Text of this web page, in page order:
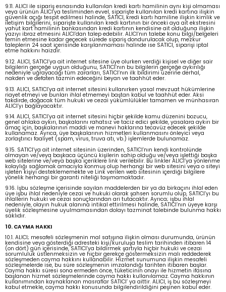
9.11. ALICI ile sipariş esnasında kullanılan kredi kartı hamilinin aynı kişi olmaması
veya ürünün ALICI’ya tesliminden evvel, siparişte kullanılan kredi kartına ilişkin
güvenlik açığı tespit edilmesi halinde, SATICI, kredi kartı hamiline ilişkin kimlik ve
iletişim bilgilerini, siparişte kullanılan kredi kartının bir önceki aya ait ekstresini
yahut kart hamilinin bankasından kredi kartının kendisine ait olduğuna ilişkin
yazıyı ibraz etmesini ALICI’dan talep edebilir. ALICI’nın talebe konu bilgi/belgeleri
temin etmesine kadar geçecek sürede sipariş dondurulacak olup, mezkur
taleplerin 24 saat içerisinde karşılanmaması halinde ise SATICI, siparişi iptal
etme hakkını haizdir.
9.12. ALICI, SATICI’ya ait internet sitesine üye olurken verdiği kişisel ve diğer sair
bilgilerin gerçeğe uygun olduğunu, SATICI’nın bu bilgilerin gerçeğe aykırılığı
nedeniyle uğrayacağı tüm zararları, SATICI’nın ilk bildirimi üzerine derhal,
nakden ve defaten tazmin edeceğini beyan ve taahhüt eder.
9.13. ALICI, SATICI’ya ait internet sitesini kullanırken yasal mevzuat hükümlerine
riayet etmeyi ve bunları ihlal etmemeyi baştan kabul ve taahhüt eder. Aksi
takdirde, doğacak tüm hukuki ve cezai yükümlülükler tamamen ve münhasıran
ALICI’yı bağlayacaktır.
9.14. ALICI, SATICI’ya ait internet sitesini hiçbir şekilde kamu düzenini bozucu,
genel ahlaka aykırı, başkalarını rahatsız ve taciz edici şekilde, yasalara aykırı bir
amaç için, başkalarının maddi ve manevi haklarına tecavüz edecek şekilde
kullanamaz. Ayrıca, üye başkalarının hizmetleri kullanmasını önleyici veya
zorlaştırıcı faaliyet (spam, virus, truva atı, vb.) işlemlerde bulunamaz.
9.15. SATICI’ya ait internet sitesinin üzerinden, SATICI’nın kendi kontrolünde
olmayan ve/veya başkaca üçüncü kişilerin sahip olduğu ve/veya işlettiği başka
web sitelerine ve/veya başka içeriklere link verilebilir. Bu linkler ALICI’ya yönlenme
kolaylığı sağlamak amacıyla konmuş olup herhangi bir web sitesini veya o siteyi
işleten kişiyi desteklememekte ve Link verilen web sitesinin içerdiği bilgilere
yönelik herhangi bir garanti niteliği taşımamaktadır.
9.16. İşbu sözleşme içerisinde sayılan maddelerden bir ya da birkaçını ihlal eden
üye işbu ihlal nedeniyle cezai ve hukuki olarak şahsen sorumlu olup, SATICI’yı bu
ihlallerin hukuki ve cezai sonuçlarından ari tutacaktır. Ayrıca; işbu ihlal
nedeniyle, olayın hukuk alanına intikal ettirilmesi halinde, SATICI’nın üyeye karşı
üyelik sözleşmesine uyulmamasından dolayı tazminat talebinde bulunma hakkı
saklıdır.
10. CAYMA HAKKI
10.1. ALICI; mesafeli sözleşmenin mal satışına ilişkin olması durumunda, ürünün
kendisine veya gösterdiği adresteki kişi/kuruluşa teslim tarihinden itibaren 14
(on dört) gün içerisinde, SATICI’ya bildirmek şartıyla hiçbir hukuki ve cezai
sorumluluk üstlenmeksizin ve hiçbir gerekçe göstermeksizin malı reddederek
sözleşmeden cayma hakkını kullanabilir. Hizmet sunumuna ilişkin mesafeli
sözleşmelerde ise, bu süre sözleşmenin imzalandığı tarihten itibaren başlar.
Cayma hakkı süresi sona ermeden önce, tüketicinin onayı ile hizmetin ifasına
başlanan hizmet sözleşmelerinde cayma hakkı kullanılamaz. Cayma hakkının
kullanımından kaynaklanan masraflar SATICI’ ya aittir. ALICI, iş bu sözleşmeyi
kabul etmekle, cayma hakkı konusunda bilgilendirildiğini peşinen kabul eder.